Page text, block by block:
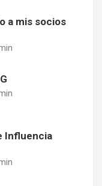
a mis socios
Influencia